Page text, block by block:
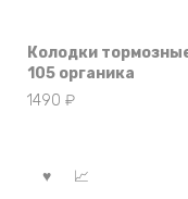
Колодки
105 органика
1490 ₽